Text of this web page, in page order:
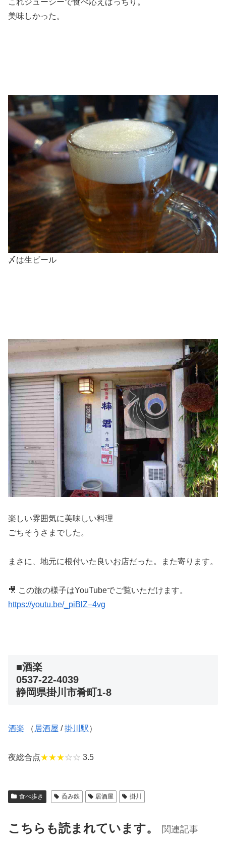
美味しかった。
〆は生ビール
楽しい雰囲気に美味しい料理
ごちそうさまでした。
まさに、地元に根付いた良いお店だった。また寄ります。
🎥 この旅の様子はYouTubeでご覧いただけます。
https://youtu.be/_piBlZ–4vg
■酒楽
0537-22-4039
静岡県掛川市肴町1-8
酒楽 （ 居酒屋 /掛川駅）
夜総合点★★★☆☆ 3.5
食べ歩き 呑み鉄 居酒屋 掛川
こちらも読まれています。 関連記事